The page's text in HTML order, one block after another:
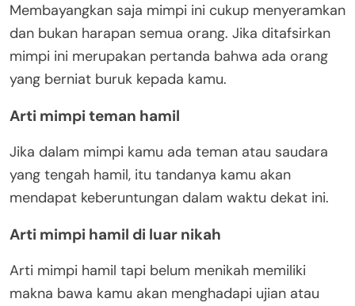
Membayangkan saja mimpi ini cukup menyeramkan
dan bukan harapan semua orang. Jika ditafsirkan
mimpi ini merupakan pertanda bahwa ada orang
yang berniat buruk kepada kamu.
Arti mimpi teman hamil
Jika dalam mimpi kamu ada teman atau saudara
yang tengah hamil, itu tandanya kamu akan
mendapat keberuntungan dalam waktu dekat ini.
Arti mimpi hamil di luar nikah
Arti mimpi hamil tapi belum menikah memiliki
makna bawa kamu akan menghadapi ujian atau